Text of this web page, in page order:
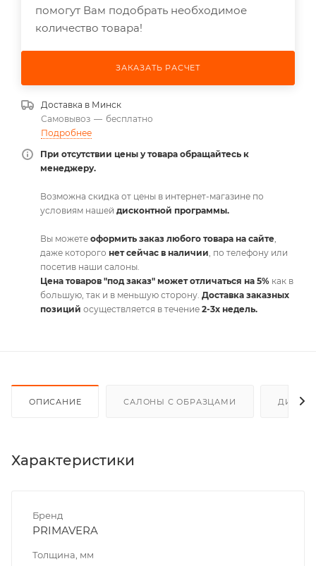
помогут Вам подобрать необходимое
количество товара!
ЗАКАЗАТЬ РАСЧЕТ
Доставка в Минск
Самовывоз — бесплатно
Подробнее
При отсутствии цены у товара обращайтесь к
менеджеру.
Возможна скидка от цены в интернет-магазине по
условиям нашей дисконтной программы.
Вы можете оформить заказ любого товара на сайте,
даже которого нет сейчас в наличии, по телефону или
посетив наши салоны.
Цена товаров "под заказ" может отличаться на 5% как в
большую, так и в меньшую сторону. Доставка заказных
позиций осуществляется в течение 2-3х недель.
ОПИСАНИЕ САЛОНЫ С ОБРАЗЦАМИ
Характеристики
Бренд
PRIMAVERA
Толщина, мм